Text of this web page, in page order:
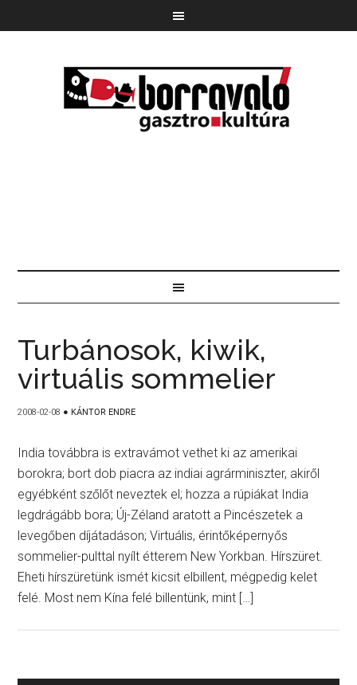
Turbánosok, kiwik,
virtuális sommelier
2008-02-08 ● KÁNTOR ENDRE
India továbbra is extravámot vethet ki az amerikai
borokra; bort dob piacra az indiai agrárminiszter, akiről
egyébként szőlőt neveztek el; hozza a rúpiákat India
legdrágább bora; Új-Zéland aratott a Pincészetek a
levegőben díjátadáson; Virtuális, érintőképernyős
sommelier-pulttal nyílt étterem New Yorkban. Hírszüret.
Eheti hírszüretünk ismét kicsit elbillent, mégpedig kelet
felé. Most nem Kína felé billentünk, mint […]